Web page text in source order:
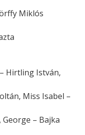
Miklós
Hirtling István,
Miss Isabel –
– Bajka